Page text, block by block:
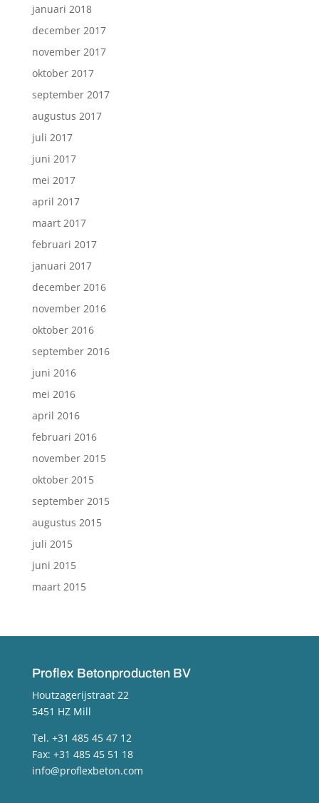
januari 2018
december 2017
november 2017
oktober 2017
september 2017
augustus 2017
juli 2017
juni 2017
mei 2017
april 2017
maart 2017
februari 2017
januari 2017
december 2016
november 2016
oktober 2016
september 2016
juni 2016
mei 2016
april 2016
februari 2016
november 2015
oktober 2015
september 2015
augustus 2015
juli 2015
juni 2015
maart 2015
Proflex Betonproducten BV
Houtzagerijstraat 22
5451 HZ Mill
Tel. +31 485 45 47 12
Fax: +31 485 45 51 18
info@proflexbeton.com